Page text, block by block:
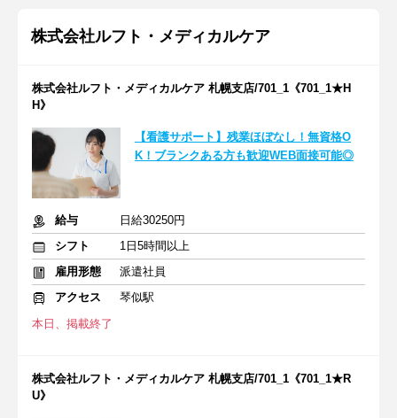
株式会社ルフト・メディカルケア
株式会社ルフト・メディカルケア 札幌支店/701_1《701_1★H
H》
【看護サポート】残業ほぼなし！無資格O
K！ブランクある方も歓迎WEB面接可能◎
給与
日給30250円
シフト
1日5時間以上
雇用形態
派遣社員
アクセス
琴似駅
本日、掲載終了
株式会社ルフト・メディカルケア 札幌支店/701_1《701_1★R
U》